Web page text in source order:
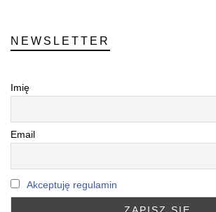
NEWSLETTER
Imię
Email
Akceptuję regulamin